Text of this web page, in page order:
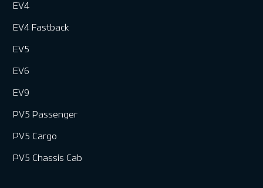
EV4
EV4 Fastback
EV5
EV6
EV9
PV5 Passenger
PV5 Cargo
PV5 Chassis Cab